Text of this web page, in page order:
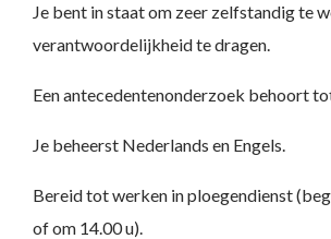
Je bent in staat om zeer zelfstandig te
verantwoordelijkheid te dragen.
Een antecedentenonderzoek behoort
Je beheerst Nederlands en Engels.
Bereid tot werken in ploegendienst
of om 14.00 u).